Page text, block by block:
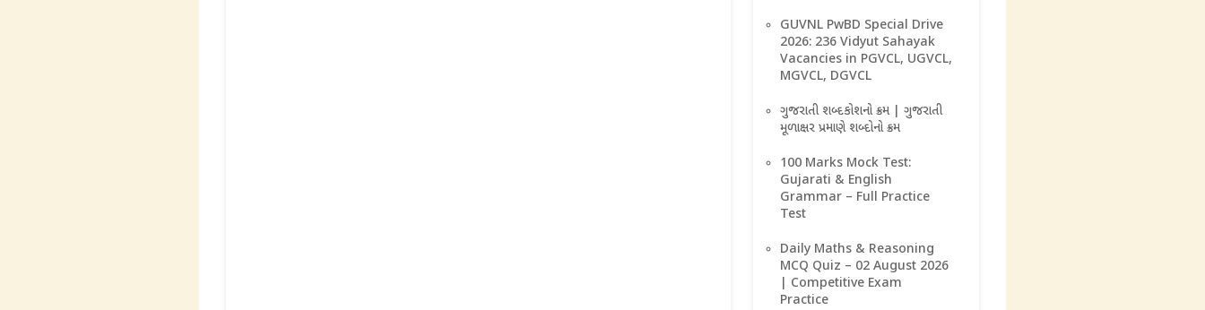
GUVNL PwBD Special Drive
2026: 236 Vidyut Sahayak
Vacancies in PGVCL, UGVCL,
MGVCL, DGVCL
ગુજરાતી શબ્દકોશનો ક્રમ | ગુજરાતી
મૂળાક્ષર પ્રમાણે શબ્દોનો ક્રમ
100 Marks Mock Test:
Gujarati & English
Grammar – Full Practice
Test
Daily Maths & Reasoning
MCQ Quiz – 02 August 2026
| Competitive Exam
Practice